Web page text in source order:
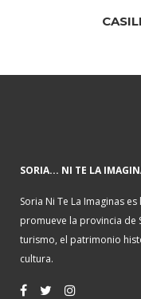
SORIA... NI TE LA
Soria Ni Te La Imaginas
promueve la provincia de
turismo, el patrimonio
cultura.